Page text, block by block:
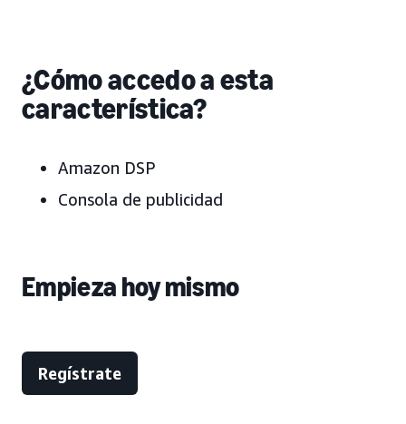
¿Cómo accedo a esta
característica?
Amazon DSP
Consola de publicidad
Empieza hoy mismo
Regístrate